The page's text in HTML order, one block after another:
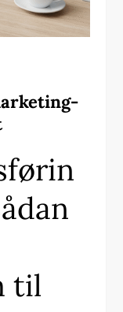
til